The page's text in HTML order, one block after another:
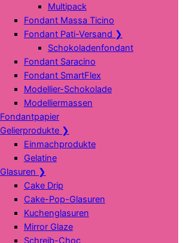
Multipack
Fondant Massa Ticino
Fondant Pati-Versand ❯
Schokoladenfondant
Fondant Saracino
Fondant SmartFlex
Modellier-Schokolade
Modelliermassen
Fondantpapier
Gelierprodukte ❯
Einmachprodukte
Gelatine
Glasuren ❯
Cake Drip
Cake-Pop-Glasuren
Kuchenglasuren
Mirror Glaze
Schreib-Choc